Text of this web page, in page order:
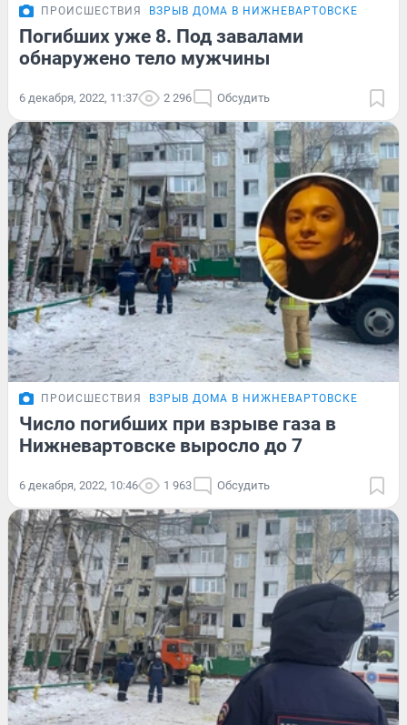
ПРОИСШЕСТВИЯ ВЗРЫВ ДОМА В НИЖНЕВАРТОВСКЕ
Погибших уже 8. Под завалами
обнаружено тело мужчины
6 декабря, 2022, 11:37 2 296 Обсудить
ПРОИСШЕСТВИЯ ВЗРЫВ ДОМА В НИЖНЕВАРТОВСКЕ
Число погибших при взрыве газа в
Нижневартовске выросло до 7
6 декабря, 2022, 10:46 1 963 Обсудить